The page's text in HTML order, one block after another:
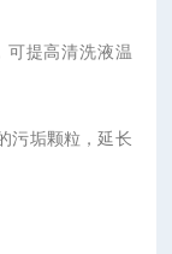
提高清洗液温
垢颗粒，延长